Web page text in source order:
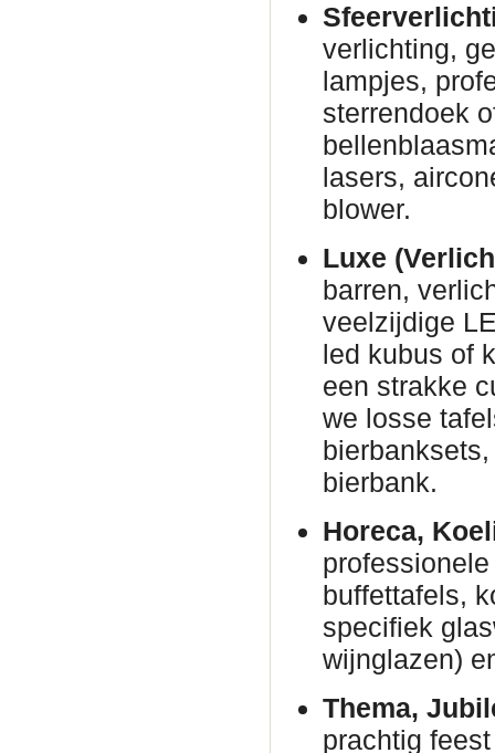
verlichting,
lampjes,
sterrendoek
lasers,
blower.
Luxe
barren,
veelzijdige
led kubus of
een strakke
we losse
bierbank.
Horeca,
buffettafels,
specifiek
wijnglazen)
Thema,
prachtig